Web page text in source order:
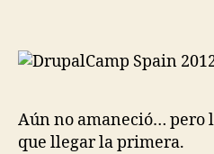
Aún no amaneció… pero
que llegar la primera.